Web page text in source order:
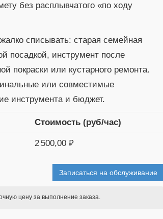
без расплывчатого «по ходу
списывать: старая семейная
посадкой, инструмент после
покраски или кустарного ремонта.
или совместимые
инструмента и бюджет.
Стоимость (руб/час)
2 500,00 ₽
Записаться на обслуживание
цену за выполнение заказа.